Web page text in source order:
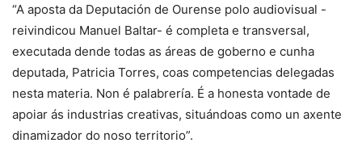
“A aposta da Deputación de Ourense polo audiovisual -
reivindicou Manuel Baltar- é completa e transversal,
executada dende todas as áreas de goberno e cunha
deputada, Patricia Torres, coas competencias delegadas
nesta materia. Non é palabrería. É a honesta vontade de
apoiar ás industrias creativas, situándoas como un axente
dinamizador do noso territorio”.